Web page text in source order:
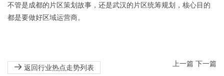
不管是成都的片区策划故事，还是武汉的片区统筹规划，核心目的
都是要做好区域运营商。
上一篇 下一篇
返回行业热点走势列表